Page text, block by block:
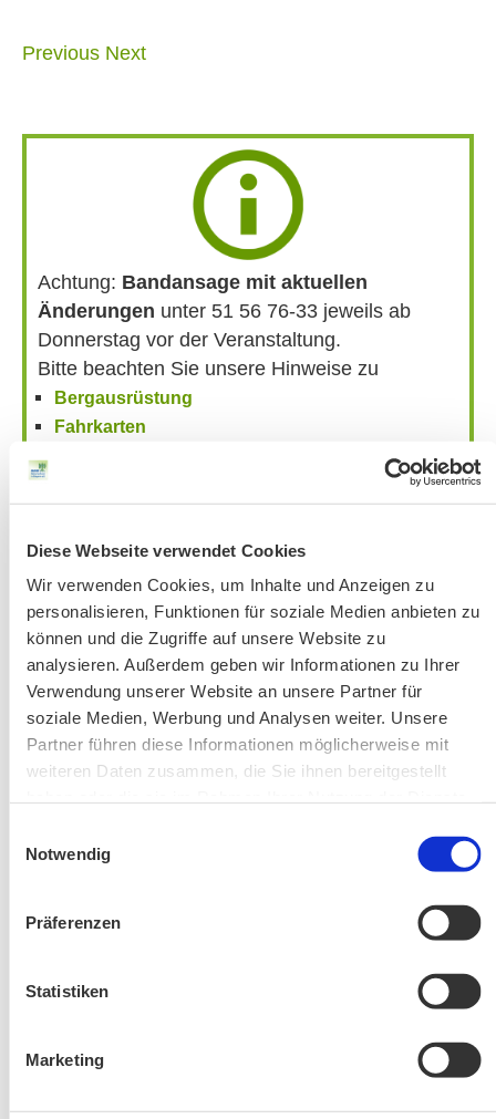
Diese Webseite verwendet Cookies
Wir verwenden Cookies, um Inhalte und Anzeigen zu
personalisieren, Funktionen für soziale Medien anbieten zu
können und die Zugriffe auf unsere Website zu
analysieren. Außerdem geben wir Informationen zu Ihrer
Verwendung unserer Website an unsere Partner für
soziale Medien, Werbung und Analysen weiter. Unsere
Partner führen diese Informationen möglicherweise mit
weiteren Daten zusammen, die Sie ihnen bereitgestellt
Notwendig
Präferenzen
Statistiken
Marketing
Previous Next
Achtung: Bandansage mit aktuellen
Änderungen unter 51 56 76-33 jeweils ab
Donnerstag vor der Veranstaltung.
Bitte beachten Sie unsere Hinweise zu
Bergausrüstung
Fahrkarten
AKTUELLE ÄNDERUNGEN BEIM BILDUNGSWERK:
Aktuelle Änderungen bei unseren Exkursionen
Änderung! Aschauer Runde: Bankerlweg – Bärnsee –
Café Pauli / Das Bergpanorama rund um Aschau